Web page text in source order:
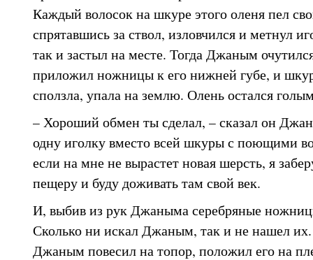
Каждый волосок на шкуре этого оленя пел
спрятавшись за ствол, изловчился и метнул
так и застыл на месте. Тогда Джаным
приложил ножницы к его нижней губе, и
сползла, упала на землю. Олень остался
– Хороший обмен ты сделал, – сказал он
одну иголку вместо всей шкуры с поющими
если на мне не вырастет новая шерсть, я
пещеру и буду доживать там свой век.
И, выбив из рук Джаныма серебряные
Сколько ни искал Джаным, так и не нашел
Джаным повесил на топор, положил его на